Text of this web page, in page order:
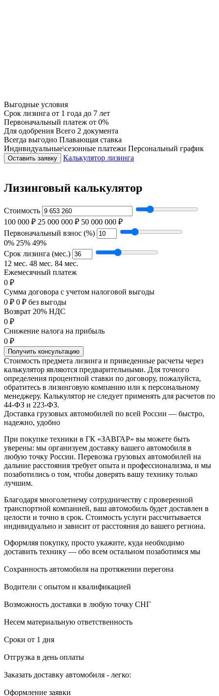
Выгодные условия
Срок лизинга от 1 года до 7 лет
Первоначальный платеж от 0%
Для одобрения Всего 2 документа
Всегда выгодно Плавающая ставка
Индивидуальные\сезонные платежи Персональный график
Оставить заявку Калькулятор лизинга
Лизинговый калькулятор
Стоимость
100 000 ₽ 25 000 000 ₽ 50 000 000 ₽
Первоначальный взнос (%)
0% 25% 49%
Срок лизинга (мес.)
12 мес. 48 мес. 84 мес.
Ежемесячный платеж
0 ₽
Сумма договора с учетом налоговой выгоды
0 ₽ 0 ₽ без выгоды
Возврат 20% НДС
0 ₽
Снижение налога на прибыль
0 ₽
Получить консультацию
Стоимость предмета лизинга и приведенные расчеты через
калькулятор являются предварительными. Для точного
определения процентной ставки по договору, пожалуйста,
обратитесь в лизинговую компанию или к персональному
менеджеру. Калькулятор не следует применять для расчетов по
44-ФЗ и 223-ФЗ.
Доставка грузовых автомобилей по всей России — быстро,
надежно, удобно
При покупке техники в ГК «ЗАВГАР» вы можете быть
уверены: мы организуем доставку вашего автомобиля в
любую точку России. Перевозка грузовых автомобилей на
дальние расстояния требует опыта и профессионализма, и мы
позаботились о том, чтобы доверять вашу технику только
лучшим.
Благодаря многолетнему сотрудничеству с проверенной
транспортной компанией, ваш автомобиль будет доставлен в
целости и точно в срок. Стоимость услуги рассчитывается
индивидуально и зависит от расстояния до вашего региона.
Оформляя покупку, просто укажите, куда необходимо
доставить технику — обо всем остальном позаботимся мы
Сохранность автомобиля на протяжении перегона
Водители с опытом и квалификацией
Возможность доставки в любую точку СНГ
Несем материальную ответственность
Сроки от 1 дня
Отгрузка в день оплаты
Заказать доставку автомобиля - легко:
Оформление заявки